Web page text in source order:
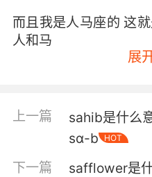
而且我是人马座的 这
人和马
射手座 喜欢骑快车和烧
展
上一篇
sahib是什么
sɑ-b
HOT
下一篇
safflower是